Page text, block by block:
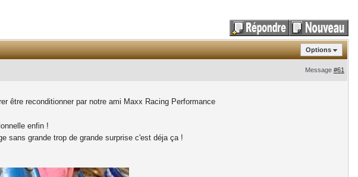
Options
Message #61
être reconditionner par notre ami Maxx Racing Performance
enfin !
sans grande trop de grande surprise c'est déja ça !